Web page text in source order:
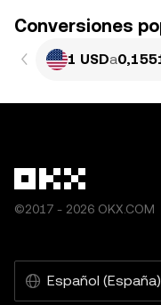
Conversiones
1 USDa
©2017 - 2026 OKX.COM
Español